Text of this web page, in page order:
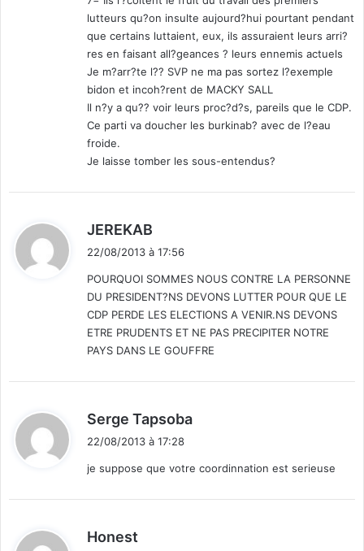
lutteurs qu?on insulte aujourd?hui pourtant pendant
que certains luttaient, eux, ils assuraient leurs arri?
res en faisant all?geances ? leurs ennemis actuels
Je m?arr?te l?? SVP ne ma pas sortez l?exemple
bidon et incoh?rent de MACKY SALL
Il n?y a qu?? voir leurs proc?d?s, pareils que le CDP.
Ce parti va doucher les burkinab? avec de l?eau
froide.
Je laisse tomber les sous-entendus?
JEREKAB
:
22/08/2013 à 17:56
POURQUOI SOMMES NOUS CONTRE LA PERSONNE
DU PRESIDENT?NS DEVONS LUTTER POUR QUE LE
CDP PERDE LES ELECTIONS A VENIR.NS DEVONS
ETRE PRUDENTS ET NE PAS PRECIPITER NOTRE
PAYS DANS LE GOUFFRE
Serge Tapsoba
22/08/2013 à 17:28
je suppose que votre coordinnation est serieuse
Honest